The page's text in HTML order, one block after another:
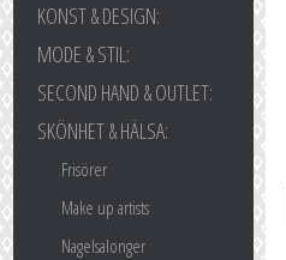
KONST & DESIGN:
MODE & STIL:
SECOND HAND & OUTLET:
SKÖNHET & HÄLSA:
Frisörer
Make up artists
Nagelsalonger